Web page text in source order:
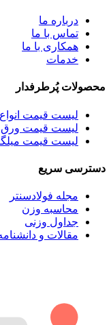
درباره ما
تماس با ما
همکاری با ما
خدمات
محصولات پُرطرفدار
لیست قیمت انواع
لیست قیمت ورق
لیست قیمت
دسترسی سریع
مجله فولادسنتر
محاسبه وزن
جداول وزنی
مقالات و